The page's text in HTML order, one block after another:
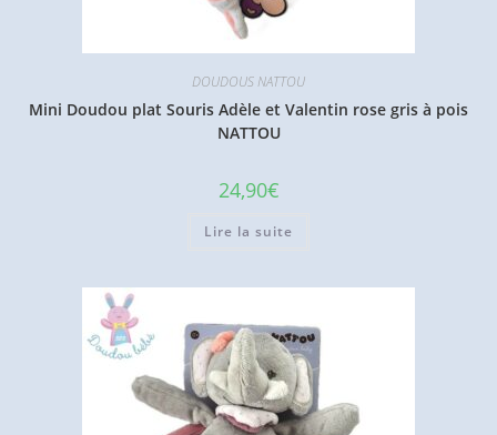
DOUDOUS NATTOU
Mini Doudou plat Souris Adèle et Valentin rose gris à pois
NATTOU
24,90€
Lire la suite